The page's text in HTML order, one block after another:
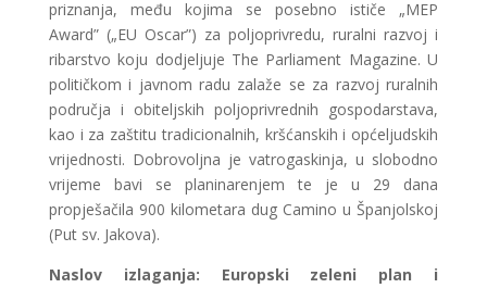
priznanja, među kojima se posebno ističe „MEP
Award” („EU Oscar”) za poljoprivredu, ruralni razvoj i
ribarstvo koju dodjeljuje The Parliament Magazine. U
političkom i javnom radu zalaže se za razvoj ruralnih
područja i obiteljskih poljoprivrednih gospodarstava,
kao i za zaštitu tradicionalnih, kršćanskih i općeljudskih
vrijednosti. Dobrovoljna je vatrogaskinja, u slobodno
vrijeme bavi se planinarenjem te je u 29 dana
propješačila 900 kilometara dug Camino u Španjolskoj
(Put sv. Jakova).
Naslov izlaganja:
Europski zeleni plan i